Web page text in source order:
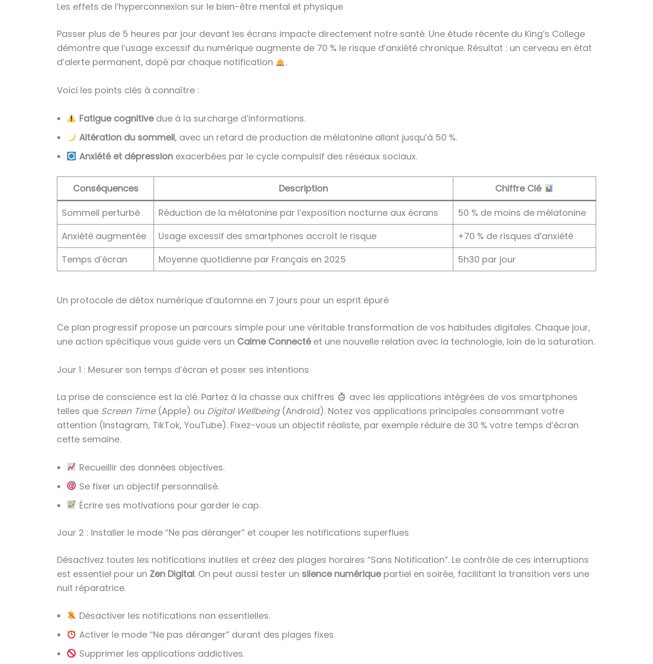
Les effets de l’hyperconnexion sur le bien-être mental et physique
Passer plus de 5 heures par jour devant les écrans impacte directement notre santé. Une étude récente du King’s College
démontre que l’usage excessif du numérique augmente de 70 % le risque d’anxiété chronique. Résultat : un cerveau en état
d’alerte permanent, dopé par chaque notification
.
Voici les points clés à connaître :
Fatigue cognitivedue à la surcharge d’informations.
Altération du sommeil, avec un retard de production de mélatonine allant jusqu’à 50 %.
Anxiété et dépressionexacerbées par le cycle compulsif des réseaux sociaux.
Conséquences Description
Chiffre Clé
Sommeil perturbé
Réduction de la mélatonine par l’exposition nocturne aux écrans
50 % de moins de mélatonine
Anxiété augmentée
Usage excessif des smartphones accroît le risque
+70 % de risques d’anxiété
Temps d’écran
Moyenne quotidienne par Français en 2025 5h30 par jour
Un protocole de détox numérique d’automne en 7 jours pour un esprit épuré
Ce plan progressif propose un parcours simple pour une véritable transformation de vos habitudes digitales. Chaque jour,
une action spécifique vous guide vers un Calme Connectéet une nouvelle relation avec la technologie, loin de la saturation.
Jour 1 : Mesurer son temps d’écran et poser ses intentions
La prise de conscience est la clé. Partez à la chasse aux chiffres
avec les applications intégrées de vos smartphones
telles que Screen Time(Apple) ou Digital Wellbeing(Android). Notez vos applications principales consommant votre
attention (Instagram, TikTok, YouTube). Fixez-vous un objectif réaliste, par exemple réduire de 30 % votre temps d’écran
cette semaine.
Recueillir des données objectives.
Se fixer un objectif personnalisé.
Écrire ses motivations pour garder le cap.
Jour 2 : Installer le mode “Ne pas déranger” et couper les notifications superflues
Désactivez toutes les notifications inutiles et créez des plages horaires “Sans Notification”. Le contrôle de ces interruptions
est essentiel pour un Zen Digital. On peut aussi tester un silence numériquepartiel en soirée, facilitant la transition vers une
nuit réparatrice.
Désactiver les notifications non essentielles.
Activer le mode “Ne pas déranger” durant des plages fixes.
Supprimer les applications addictives.